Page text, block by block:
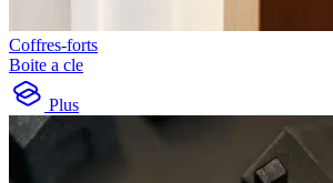
Coffres-forts
Boite a cle
Plus